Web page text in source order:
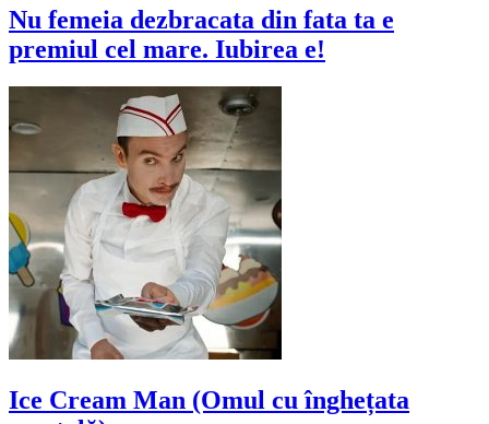
Nu femeia dezbracata din fata ta e
premiul cel mare. Iubirea e!
Ice Cream Man (Omul cu înghețata